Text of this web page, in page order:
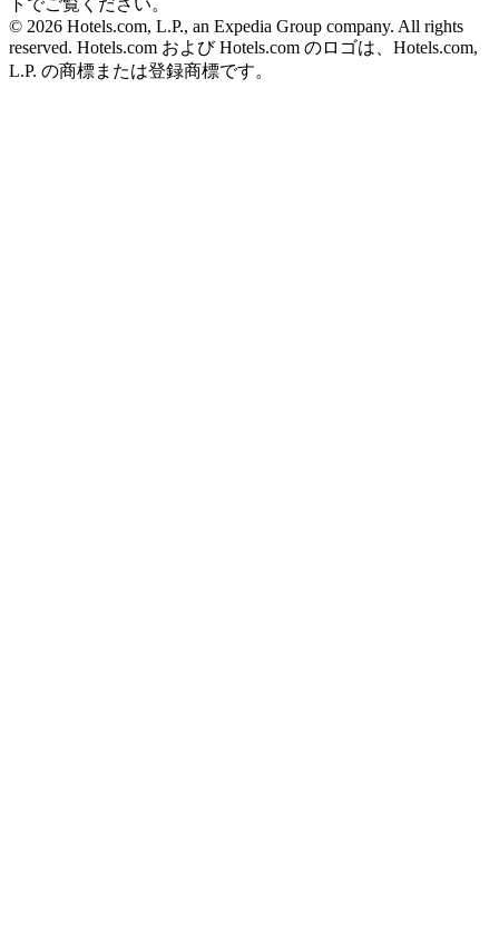
トでご覧ください。
© 2026 Hotels.com, L.P., an Expedia Group company. All rights
reserved. Hotels.com および Hotels.com のロゴは、Hotels.com,
L.P. の商標または登録商標です。